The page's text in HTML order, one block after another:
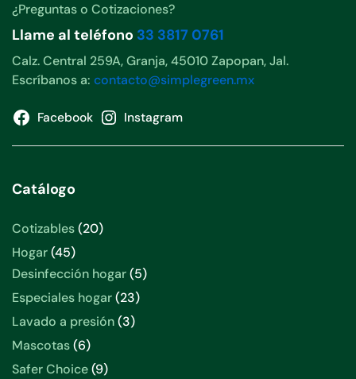
¿Preguntas o Cotizaciones?
Llame al teléfono 33 3817 0761
Calz. Central 259A, Granja, 45010 Zapopan, Jal.
Escríbanos a: contacto@simplegreen.mx
Facebook Instagram
Catálogo
Cotizables 2020
Hogar 4545
productos
Desinfección hogar 55
Especiales hogar 2323
productos
Lavado a presión 33
Mascotas 66
productos
Safer Choice 99